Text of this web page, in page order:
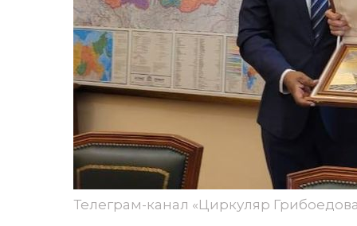
Телеграм-канал «Циркуляр